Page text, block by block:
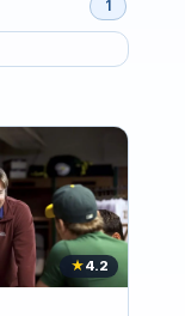
1
★4.2